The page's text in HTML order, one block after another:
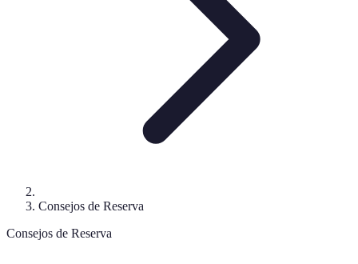
Consejos de Reserva
Consejos de Reserva